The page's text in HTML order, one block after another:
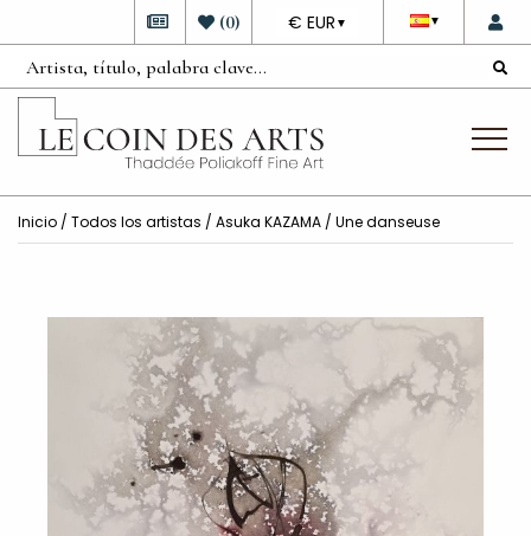
▼
DEVISE
€ EUR ▼
(0)
Inicio / Todos los artistas / Asuka KAZAMA / Une danseuse